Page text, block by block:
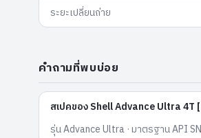
ระยะเปลี่ยนถ่าย
คำถามที่พบบ่อย
สเปคของ Shell Advance Ultra 4T
รุ่น Advance Ultra · มาตรฐาน API